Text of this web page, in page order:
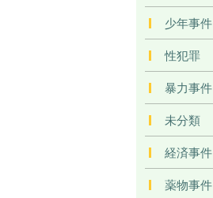
少年事件
性犯罪
暴力事件
未分類
経済事件
薬物事件